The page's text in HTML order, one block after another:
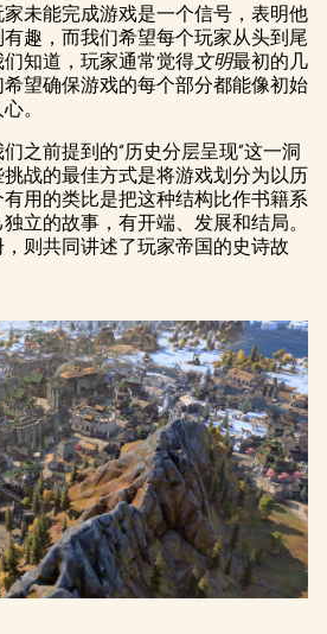
未能完成游戏是一个信号，表明他
趣，而我们希望每个玩家从头到尾
知道，玩家通常觉得文明最初的几
望确保游戏的每个部分都能像初始
。
之前提到的“历史分层呈现”这一洞
战的最佳方式是将游戏划分为以历
用的类比是把这种结构比作书籍系
立的故事，有开端、发展和结局。
则共同讲述了玩家帝国的史诗故